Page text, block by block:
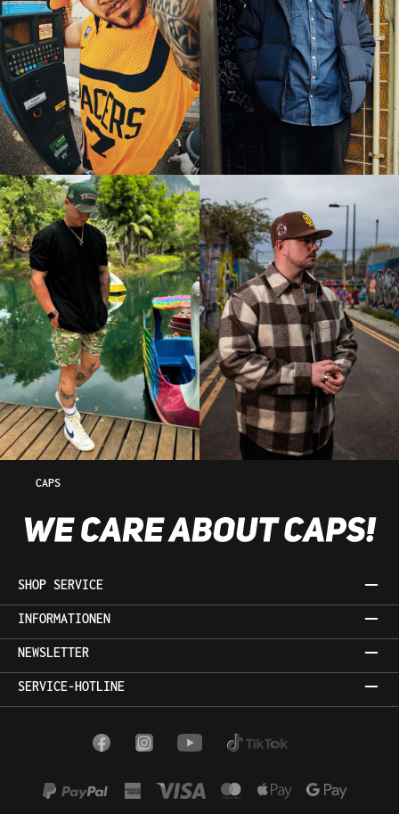
CAPS
SHOP SERVICE
INFORMATIONEN
NEWSLETTER
SERVICE-HOTLINE